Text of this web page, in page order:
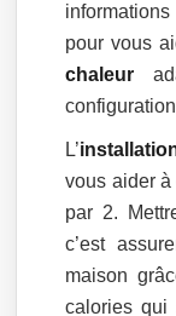
pour vous
chaleur
L’
vous aider
par 2.
c’est
maison
calories qui